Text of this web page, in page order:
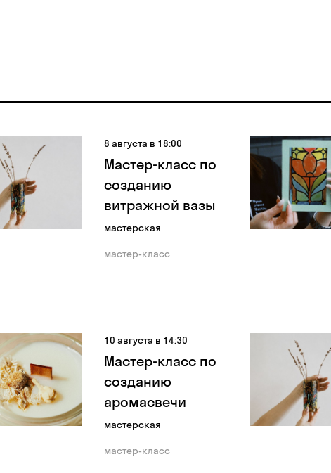
8 августа в 18:00
Мастер-класс по
созданию
витражной вазы
мастерская
мастер-класс
10 августа в 14:30
Мастер-класс по
созданию
аромасвечи
мастерская
мастер-класс